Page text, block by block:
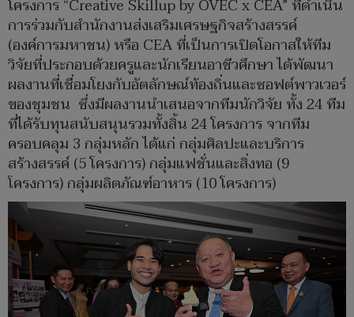
โครงการ “Creative Skillup by OVEC x CEA” ที่ดำเนิน
การร่วมกับสำนักงานส่งเสริมเศรษฐกิจสร้างสรรค์
(องค์การมหาชน) หรือ CEA ที่เป็นการเปิดโอกาสให้ทีม
วิจัยที่ประกอบด้วยครูและนักเรียนอาชีวศึกษา ได้พัฒนา
ผลงานที่เชื่อมโยงกับอัตลักษณ์ท้องถิ่นและซอฟต์พาวเวอร์
ของชุมชน ซึ่งมีผลงานนำเสนอจากทีมนักวิจัย ทั้ง 24 ทีม
ที่ได้รับทุนสนับสนุนรวมทั้งสิ้น 24 โครงการ จากทีม
ครอบคลุม 3 กลุ่มหลัก ได้แก่ กลุ่มศิลปะและบริการ
สร้างสรรค์ (5 โครงการ) กลุ่มแฟชั่นและสิ่งทอ (9
โครงการ) กลุ่มผลิตภัณฑ์อาหาร (10 โครงการ)